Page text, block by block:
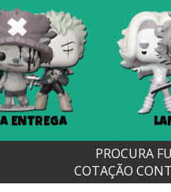
PROCURA
COTAÇÃO